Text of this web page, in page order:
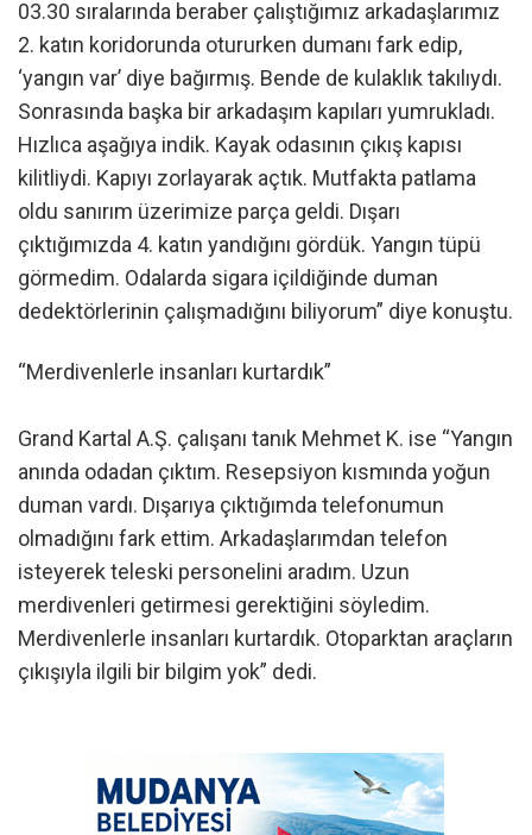
03.30 sıralarında beraber çalıştığımız arkadaşlarımız
2. katın koridorunda otururken dumanı fark edip,
‘yangın var’ diye bağırmış. Bende de kulaklık takılıydı.
Sonrasında başka bir arkadaşım kapıları yumrukladı.
Hızlıca aşağıya indik. Kayak odasının çıkış kapısı
kilitliydi. Kapıyı zorlayarak açtık. Mutfakta patlama
oldu sanırım üzerimize parça geldi. Dışarı
çıktığımızda 4. katın yandığını gördük. Yangın tüpü
görmedim. Odalarda sigara içildiğinde duman
dedektörlerinin çalışmadığını biliyorum” diye konuştu.
“Merdivenlerle insanları kurtardık”
Grand Kartal A.Ş. çalışanı tanık Mehmet K. ise “Yangın
anında odadan çıktım. Resepsiyon kısmında yoğun
duman vardı. Dışarıya çıktığımda telefonumun
olmadığını fark ettim. Arkadaşlarımdan telefon
isteyerek teleski personelini aradım. Uzun
merdivenleri getirmesi gerektiğini söyledim.
Merdivenlerle insanları kurtardık. Otoparktan araçların
çıkışıyla ilgili bir bilgim yok” dedi.